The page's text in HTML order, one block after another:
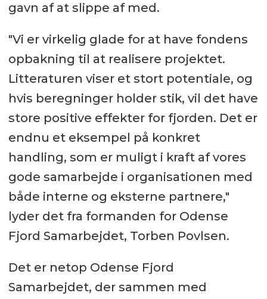
gavn af at slippe af med.
"Vi er virkelig glade for at have fondens
opbakning til at realisere projektet.
Litteraturen viser et stort potentiale, og
hvis beregninger holder stik, vil det have
store positive effekter for fjorden. Det er
endnu et eksempel på konkret
handling, som er muligt i kraft af vores
gode samarbejde i organisationen med
både interne og eksterne partnere,"
lyder det fra formanden for Odense
Fjord Samarbejdet, Torben Povlsen.
Det er netop Odense Fjord
Samarbejdet, der sammen med